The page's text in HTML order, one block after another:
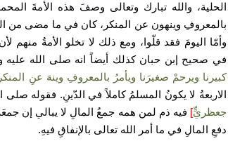
الحلية، والله تبارك وتعالى وصفَ هذه الأمةَ
بالمعروفِ وينهون عن المنكر، كان في ما مضى من
وأمّا اليومَ فقد قلّوا، ومع ذلك لا تخلو الأمةُ منهم
في صحيح إبن حبان كذلك أيضاً انه صلى الله
كبيرنا ويرحمْ صغيرَنا ويأمرُ بالمعروفِ وينهَ عنِ المنكر
الاربعةُ لا يكونُ المسلمُ كاملاً في الدّينِ. فقوله
جعظريٍّ] فيه ذم لمن همه جمعُ المالِ لا يبالي إن
دفعِ المالِ في ما أمر الله تعالى بالإنفاقِ فيهِ.